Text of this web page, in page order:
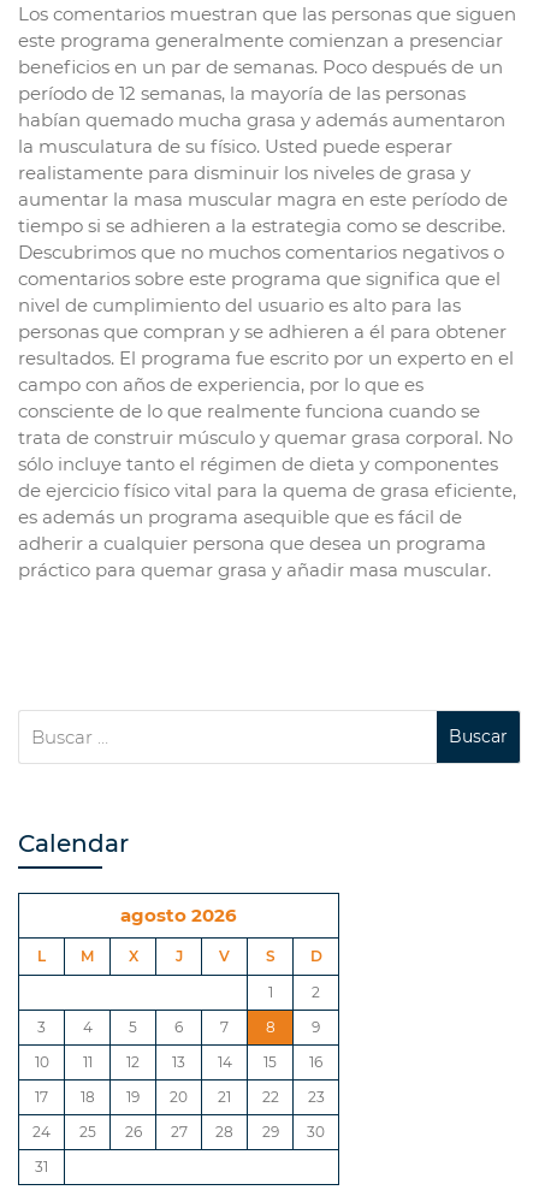
Los comentarios muestran que las personas que siguen
este programa generalmente comienzan a presenciar
beneficios en un par de semanas. Poco después de un
período de 12 semanas, la mayoría de las personas
habían quemado mucha grasa y además aumentaron
la musculatura de su físico. Usted puede esperar
realistamente para disminuir los niveles de grasa y
aumentar la masa muscular magra en este período de
tiempo si se adhieren a la estrategia como se describe.
Descubrimos que no muchos comentarios negativos o
comentarios sobre este programa que significa que el
nivel de cumplimiento del usuario es alto para las
personas que compran y se adhieren a él para obtener
resultados. El programa fue escrito por un experto en el
campo con años de experiencia, por lo que es
consciente de lo que realmente funciona cuando se
trata de construir músculo y quemar grasa corporal. No
sólo incluye tanto el régimen de dieta y componentes
de ejercicio físico vital para la quema de grasa eficiente,
es además un programa asequible que es fácil de
adherir a cualquier persona que desea un programa
práctico para quemar grasa y añadir masa muscular.
Calendar
agosto 2026
L M X J V S
D
1
2
3
4 5 6 7 8
9
10
11 12 13 14 15
16
17
18 19 20 21 22
23
24
25 26 27 28 29
30
31